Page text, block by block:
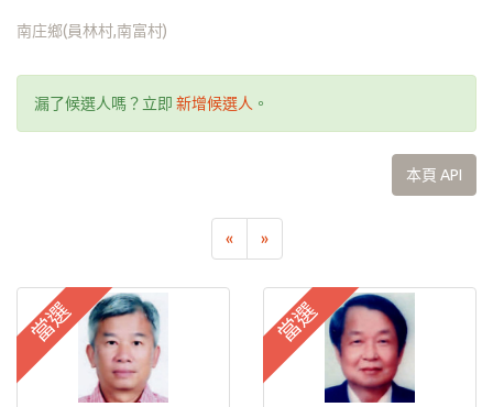
南庄鄉(員林村,南富村)
漏了候選人嗎？立即 新增候選人 。
本頁 API
« »
當選 當選